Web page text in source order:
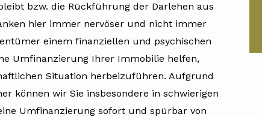
bzw. die Rückführung der Darlehen aus
hier immer nervöser und nicht immer
einem finanziellen und psychischen
Umfinanzierung Ihrer Immobilie helfen,
Situation herbeizuführen. Aufgrund
können wir Sie insbesondere in schwierigen
Umfinanzierung sofort und spürbar von